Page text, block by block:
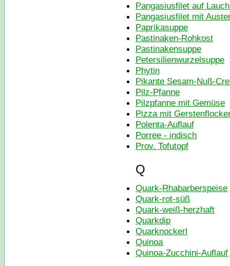
Pangasiusfilet auf
Pangasiusfilet mit
Paprikasuppe
Pastinaken-Rohkost
Pastinakensuppe
Petersilienwurzelsuppe
Phytin
Pikante Sesam-Nuß-
Pilz-Pfanne
Pilzpfanne mit Gemüse
Pizza mit
Polenta-Auflauf
Porree - indisch
Prov. Tofutopf
Q
Quark-Rhabarberspeise
Quark-rot-süß
Quark-weiß-herzhaft
Quarkdip
Quarknockerl
Quinoa
Quinoa-Zucchini-Auflauf